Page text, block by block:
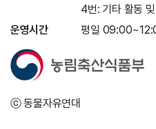
4번: 기타 활동
운영시간
평일
ⓒ 동물자유연대